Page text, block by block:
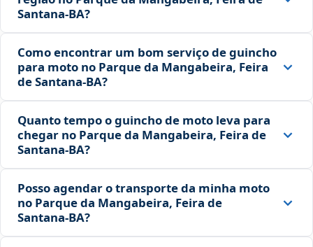
Santana‑BA?
Como encontrar um bom serviço de guincho
para moto no Parque da Mangabeira, Feira
de Santana‑BA?
Quanto tempo o guincho de moto leva para
chegar no Parque da Mangabeira, Feira de
Santana‑BA?
Posso agendar o transporte da minha moto
no Parque da Mangabeira, Feira de
Santana‑BA?